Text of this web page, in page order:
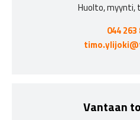
Huolto, myynti,
044 263
Vantaan